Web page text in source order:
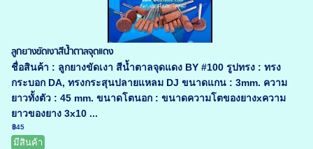
ลูกยางขัดเงาสีน้ำตาลจุดแดง
ชื่อสินค้า : ลูกยางขัดเงา สีน้ำตาลจุดแดง BY #100 รูปทรง : ทรง
กระบอก DA, ทรงกระสุนปลายแหลม DJ ขนาดแกน : 3mm. ความ
ยาวทั้งตัว : 45 mm. ขนาดโตนอก : ขนาดความโตของยางxความ
ยาวของยาง 3x10 ...
฿45
มีสินค้า